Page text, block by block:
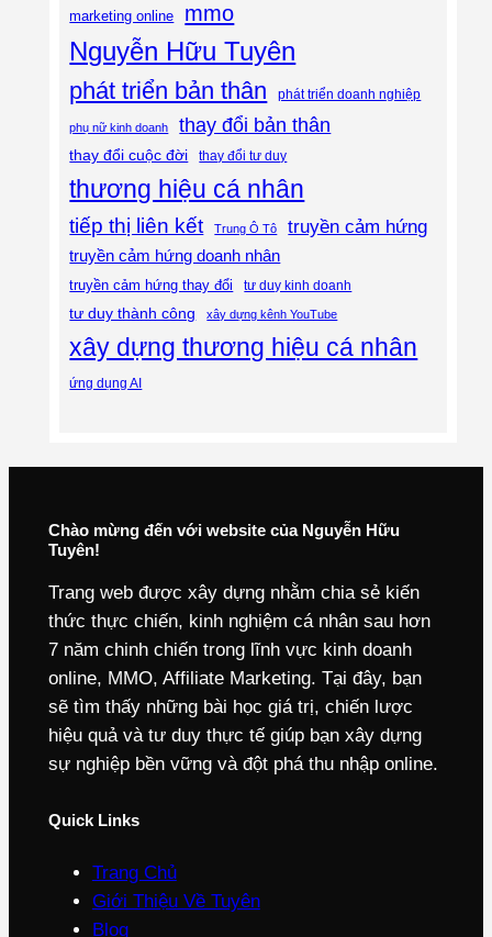
marketing online mmo
Nguyễn Hữu Tuyên
phát triển bản thân phát triển doanh nghiệp
phụ nữ kinh doanh thay đổi bản thân
thay đổi cuộc đời thay đổi tư duy
thương hiệu cá nhân
tiếp thị liên kết Trung Ô Tô truyền cảm hứng
truyền cảm hứng doanh nhân
truyền cảm hứng thay đổi tư duy kinh doanh
tư duy thành công xây dựng kênh YouTube
xây dựng thương hiệu cá nhân
ứng dụng AI
Chào mừng đến với website của Nguyễn Hữu
Tuyên!
Trang web được xây dựng nhằm chia sẻ kiến
thức thực chiến, kinh nghiệm cá nhân sau hơn
7 năm chinh chiến trong lĩnh vực kinh doanh
online, MMO, Affiliate Marketing. Tại đây, bạn
sẽ tìm thấy những bài học giá trị, chiến lược
hiệu quả và tư duy thực tế giúp bạn xây dựng
sự nghiệp bền vững và đột phá thu nhập online.
Quick Links
Trang Chủ
Giới Thiệu Về Tuyên
Blog